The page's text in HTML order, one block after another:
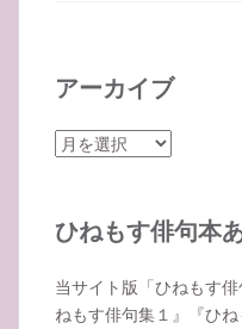
アーカイブ
ア
イ
ひねもす俳句本
当サイト版「ひねもす
ねもす俳句集１』『ひ